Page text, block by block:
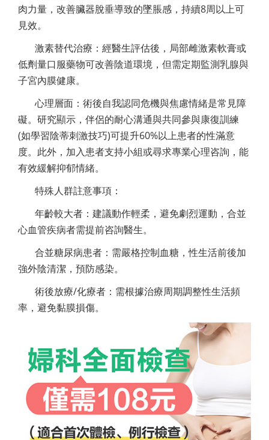
肉力量，改善臟器脫垂導致的墜脹感，持續8周以上可
見效。
激素替代治療：經醫生評估後，局部雌激素軟膏或
低劑量口服藥物可改善陰道環境，但需定期監測乳腺與
子宮內膜健康。
心理層面：術後自我認同危機與焦慮情緒是常見障
礙。研究顯示，伴侶的耐心溝通與共同參與康復訓練
(如學習陰蒂刺激技巧)可提升60%以上患者的性滿意
度。此外，加入患者支持小組或尋求專業心理咨詢，能
有效緩解抑郁情緒。
特殊人群註意事項：
年齡較大者：建議動作輕柔，避免劇烈運動，合並
心血管疾病者需提前咨詢醫生。
合並糖尿病患者：需嚴格控制血糖，性生活前後加
強外陰清潔，預防感染。
術後放療/化療者：需根據治療周期調整性生活頻
率，避免黏膜損傷。